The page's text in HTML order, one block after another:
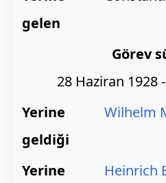
gelen
Görev
28 Haziran 1928
Yerine
geldiği
Wilhelm
Yerine
Heinrich